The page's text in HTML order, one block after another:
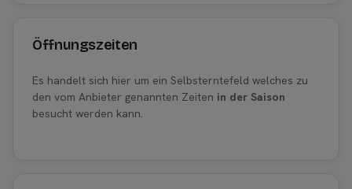
Öffnungszeiten
Es handelt sich hier um ein Selbsterntefeld welches zu
den vom Anbieter genannten Zeiten in der Saison
besucht werden kann.